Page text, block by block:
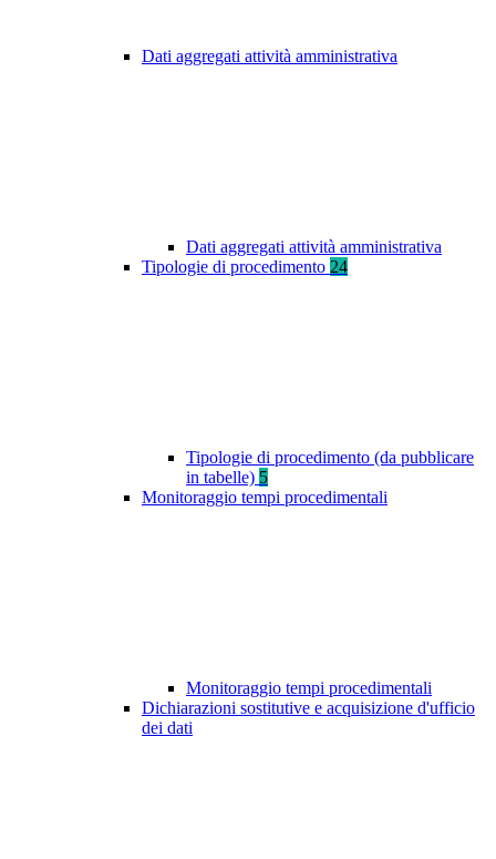
Dati aggregati attività amministrativa
Dati aggregati attività amministrativa
Tipologie di procedimento 24
Tipologie di procedimento (da pubblicare
in tabelle) 5
Monitoraggio tempi procedimentali
Monitoraggio tempi procedimentali
Dichiarazioni sostitutive e acquisizione d'ufficio
dei dati